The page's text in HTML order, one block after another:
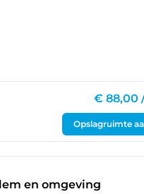
€ 88,00
Opslagruimte
en omgeving